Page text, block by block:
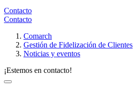
Contacto
Contacto
Comarch
Gestión de Fidelización de Clientes
Noticias y eventos
¡Estemos en contacto!